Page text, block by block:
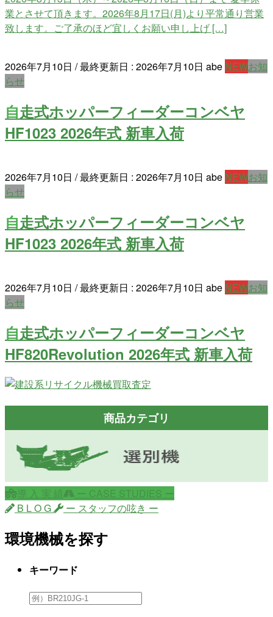
業とさせて頂きます。2026年8月17日(月)より平常通り営業
致します。ご了承のほど宜しくお願い申し上げ […]
2026年7月10日 / 最終更新日 : 2026年7月10日 abe NEWお知
らせ
自走式ホッパーフィーダーコンベヤ
HF1023 2026年式 新車入荷
2026年7月10日 / 最終更新日 : 2026年7月10日 abe NEWお知
らせ
自走式ホッパーフィーダーコンベヤ
HF1023 2026年式 新車入荷
2026年7月10日 / 最終更新日 : 2026年7月10日 abe NEWお知
らせ
自走式ホッパーフィーダーコンベヤ
HF820Revolution 2026年式 新車入荷
商品カテゴリ
導 入 実 績
ー CASE STUDIES ー
B L O G
ー スタッフの呟き ー
環境機械を探す
キーワード